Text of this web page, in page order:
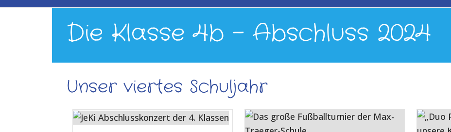
Die Klasse 4b – Abschluss 2024
Unser viertes Schuljahr